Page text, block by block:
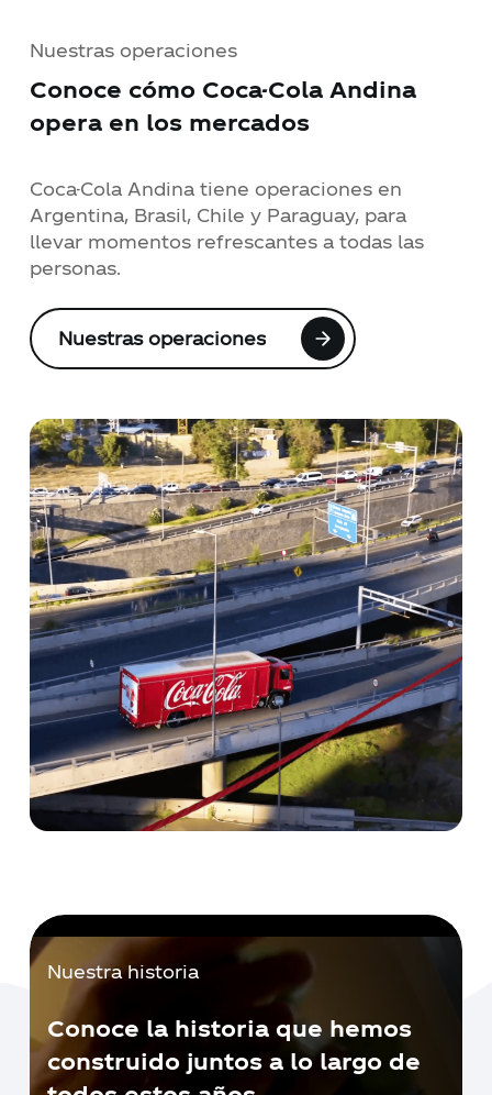
Nuestras operaciones
Conoce cómo Coca-Cola Andina
opera en los mercados
Coca-Cola Andina tiene operaciones en
Argentina, Brasil, Chile y Paraguay, para
llevar momentos refrescantes a todas las
personas.
Nuestras operaciones
Nuestra historia
Conoce la historia que hemos
construido juntos a lo largo de